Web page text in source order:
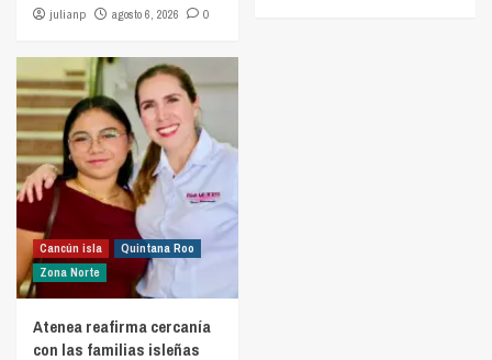
julianp agosto 6, 2026 0
Cancún isla
Quintana Roo
Zona Norte
Atenea reafirma cercanía
con las familias isleñas